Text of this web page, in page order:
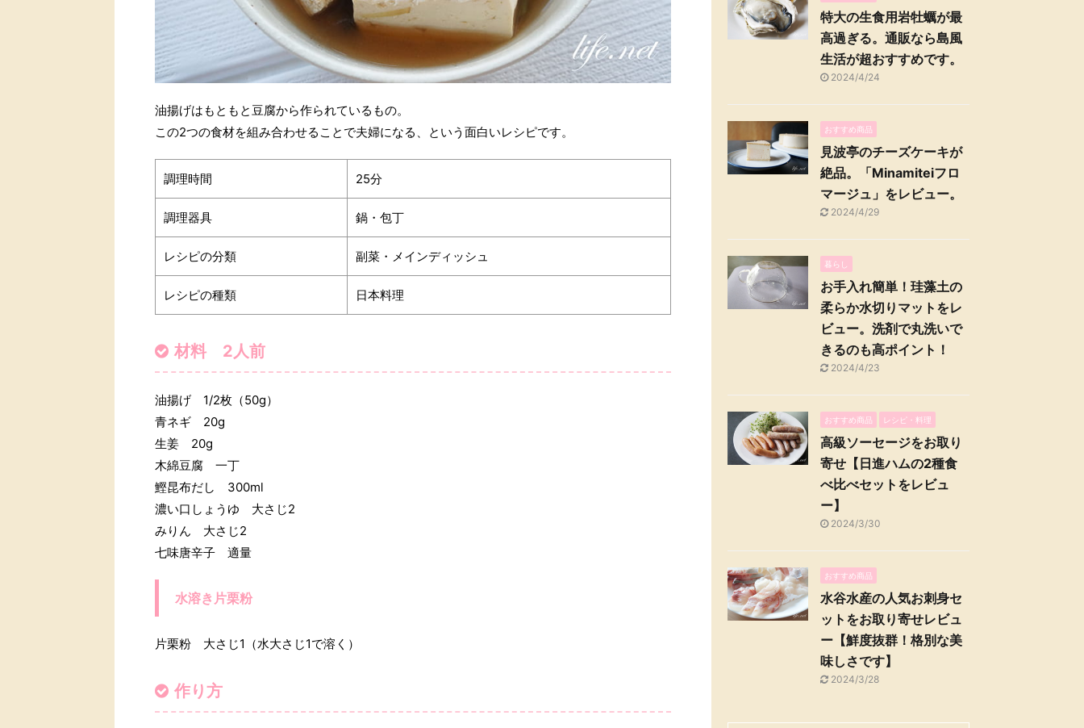
油揚げはもともと豆腐から作られているもの。
この2つの食材を組み合わせることで夫婦になる、という面白いレシピです。
調理時間 25分
調理器具 鍋・包丁
レシピの分類 副菜・メインディッシュ
レシピの種類 日本料理
材料 2人前
油揚げ 1/2枚（50g）
青ネギ 20g
生姜 20g
木綿豆腐 一丁
鰹昆布だし 300ml
濃い口しょうゆ 大さじ2
みりん 大さじ2
七味唐辛子 適量
水溶き片栗粉
片栗粉 大さじ1（水大さじ1で溶く）
作り方
特大の生食用岩牡蠣が最
高過ぎる。通販なら島風
生活が超おすすめです。
2024/4/24
おすすめ商品
見波亭のチーズケーキが
絶品。「Minamiteiフロ
マージュ」をレビュー。
2024/4/29
暮らし
お手入れ簡単！珪藻土の
柔らか水切りマットをレ
ビュー。洗剤で丸洗いで
きるのも高ポイント！
2024/4/23
おすすめ商品 レシピ・料理
高級ソーセージをお取り
寄せ【日進ハムの2種食
べ比べセットをレビュ
ー】
2024/3/30
おすすめ商品
水谷水産の人気お刺身セ
ットをお取り寄せレビュ
ー【鮮度抜群！格別な美
味しさです】
2024/3/28